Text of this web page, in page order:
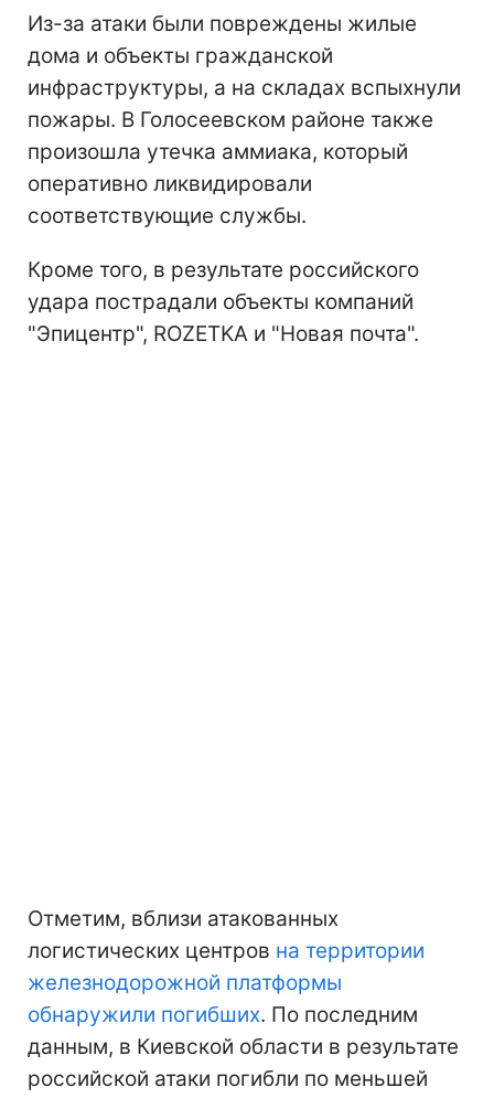
Из-за атаки были повреждены жилые
дома и объекты гражданской
инфраструктуры, а на складах вспыхнули
пожары. В Голосеевском районе также
произошла утечка аммиака, который
оперативно ликвидировали
соответствующие службы.
Кроме того, в результате российского
удара пострадали объекты компаний
"Эпицентр", ROZETKA и "Новая почта".
Отметим, вблизи атакованных
логистических центров на территории
железнодорожной платформы
обнаружили погибших. По последним
данным, в Киевской области в результате
российской атаки погибли по меньшей